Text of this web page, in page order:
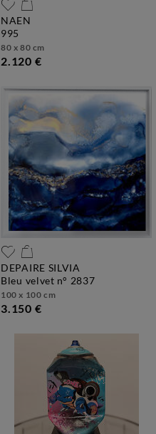
NAEN
995
80 x 80 cm
2.120 €
DEPAIRE SILVIA
bleu velvet n° 2837
100 x 100 cm
3.150 €